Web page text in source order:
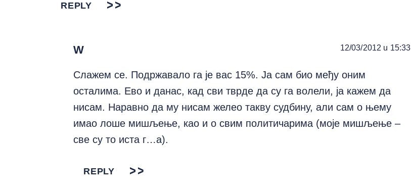
REPLY
W 12/03/2012 u 15:33
Слажем се. Подржавало га је вас 15%. Ја сам био међу оним
осталима. Ево и данас, кад сви тврде да су га волели, ја кажем да
нисам. Наравно да му нисам желео такву судбину, али сам о њему
имао лоше мишљење, као и о свим политичарима (моје мишљење –
све су то иста г…а).
REPLY